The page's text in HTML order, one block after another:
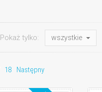
Pokaż tylko: wszystkie
18 Następny